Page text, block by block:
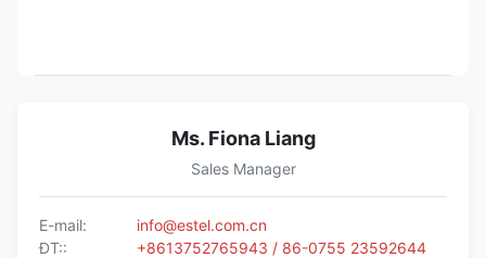
Ms. Fiona Liang
Sales Manager
E-mail:
info@estel.com.cn
ĐT::
+8613752765943 / 86-0755 23592644